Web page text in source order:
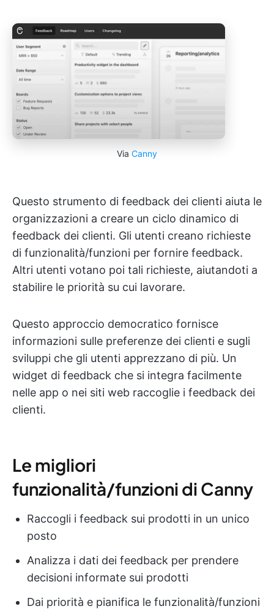
Via Canny
Questo strumento di feedback dei clienti aiuta le
organizzazioni a creare un ciclo dinamico di
feedback dei clienti. Gli utenti creano richieste
di funzionalità/funzioni per fornire feedback.
Altri utenti votano poi tali richieste, aiutandoti a
stabilire le priorità su cui lavorare.
Questo approccio democratico fornisce
informazioni sulle preferenze dei clienti e sugli
sviluppi che gli utenti apprezzano di più. Un
widget di feedback che si integra facilmente
nelle app o nei siti web raccoglie i feedback dei
clienti.
Le migliori
funzionalità/funzioni di Canny
Raccogli i feedback sui prodotti in un unico
posto
Analizza i dati dei feedback per prendere
decisioni informate sui prodotti
Dai priorità e pianifica le funzionalità/funzioni